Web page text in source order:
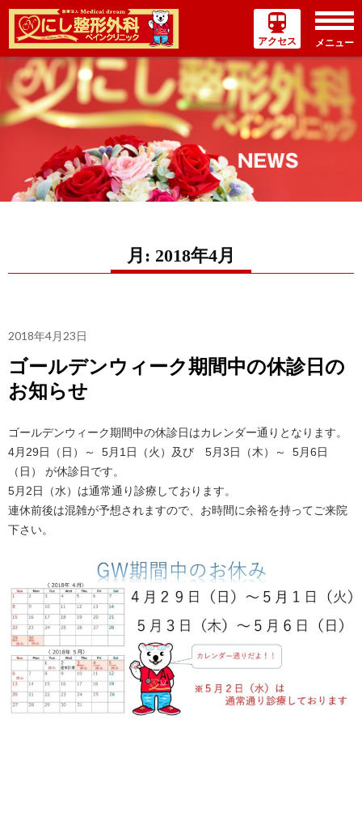
ン
ン
キ
アクセス メニュー
月: 2018年4月
2018年4月23日
ゴールデンウィーク期間中の休診日の
お知らせ
ゴールデンウィーク期間中の休診日はカレンダー通りとなります。
4月29日（日）～ 5月1日（火）及び 5月3日（木）～ 5月6日
（日） が休診日です。
5月2日（水）は通常通り診療しております。
連休前後は混雑が予想されますので、お時間に余裕を持ってご来院
下さい。